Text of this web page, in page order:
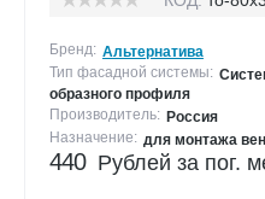
Бренд: Альтернатива
Тип фасадной системы:
образного профиля
Производитель: Россия
Назначение: для монтажа
440 Рублей за пог.